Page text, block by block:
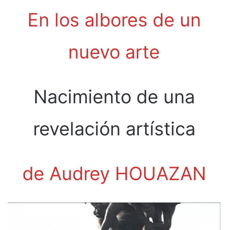
En los albores de un
nuevo arte
Nacimiento de una
revelación artística
de Audrey HOUAZAN